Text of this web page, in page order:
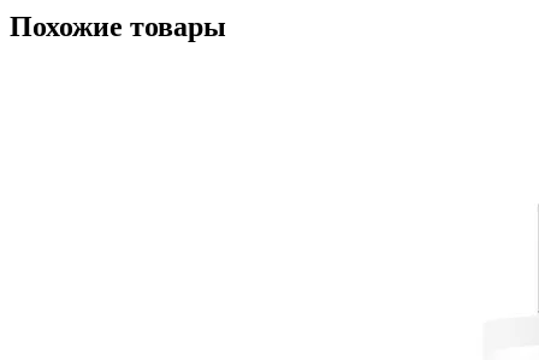
Похожие товары